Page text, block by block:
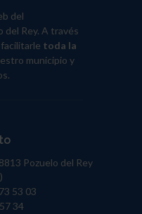
del
del Rey. A través
toda la
municipio y
Pozuelo del Rey
53 03
34